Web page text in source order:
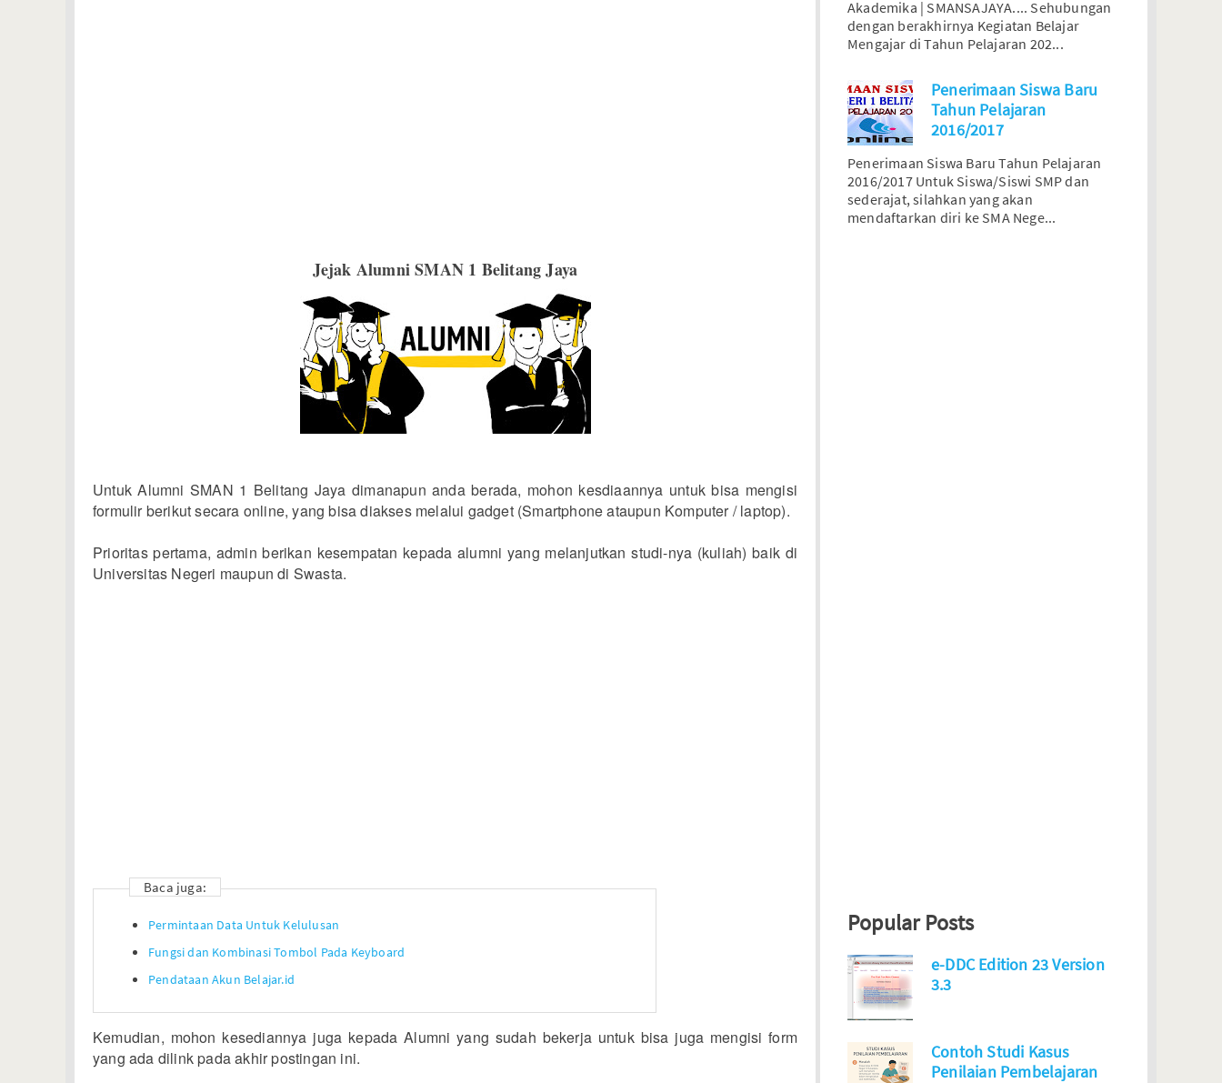
Jejak Alumni SMAN 1 Belitang Jaya
Untuk Alumni SMAN 1 Belitang Jaya dimanapun anda berada, mohon kesdiaannya untuk bisa mengisi
formulir berikut secara online, yang bisa diakses melalui gadget (Smartphone ataupun Komputer / laptop).
Prioritas pertama, admin berikan kesempatan kepada alumni yang melanjutkan studi-nya (kuliah) baik di
Universitas Negeri maupun di Swasta.
Baca juga:
Permintaan Data Untuk Kelulusan
Fungsi dan Kombinasi Tombol Pada Keyboard
Pendataan Akun Belajar.id
Kemudian, mohon kesediannya juga kepada Alumni yang sudah bekerja untuk bisa juga mengisi form
yang ada dilink pada akhir postingan ini.
Akademika | SMANSAJAYA.... Sehubungan
dengan berakhirnya Kegiatan Belajar
Mengajar di Tahun Pelajaran 202...
Penerimaan Siswa Baru
Tahun Pelajaran
2016/2017
Penerimaan Siswa Baru Tahun Pelajaran
2016/2017 Untuk Siswa/Siswi SMP dan
sederajat, silahkan yang akan
mendaftarkan diri ke SMA Nege...
Popular Posts
e-DDC Edition 23 Version
3.3
Contoh Studi Kasus
Penilaian Pembelajaran